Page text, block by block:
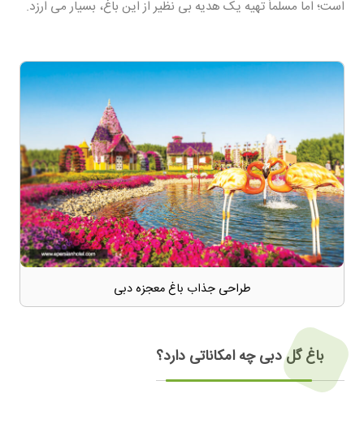
است؛ اما مسلماً تهیه یک هدیه بی نظیر از این باغ، بسیار می ارزد.
طراحی جذاب باغ معجزه دبی
باغ گل دبی چه امکاناتی دارد؟